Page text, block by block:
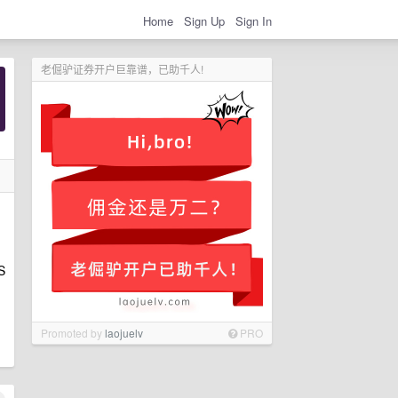
Home Sign Up Sign In
老倔驴证券开户巨靠谱，已助千人!
Promoted bylaojuelv PRO